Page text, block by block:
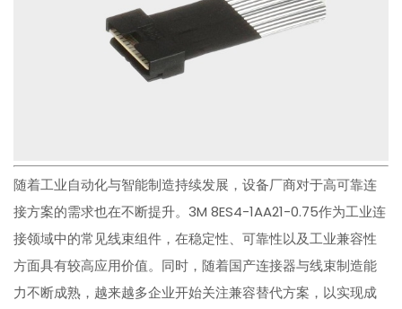
随着工业自动化与智能制造持续发展，设备厂商对于高可靠连
接方案的需求也在不断提升。3M 8ES4-1AA21-0.75作为工业连
接领域中的常见线束组件，在稳定性、可靠性以及工业兼容性
方面具有较高应用价值。同时，随着国产连接器与线束制造能
力不断成熟，越来越多企业开始关注兼容替代方案，以实现成